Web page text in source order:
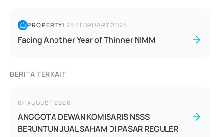
PROPERTY|28 FEBRUARY 2025
Facing Another Year of Thinner NIMM
BERITA TERKAIT
07 AUGUST 2026
ANGGOTA DEWAN KOMISARIS NSSS
BERUNTUN JUAL SAHAM DI PASAR REGULER